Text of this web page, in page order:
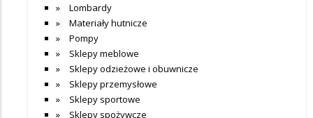
Lombardy
Materiały hutnicze
Pompy
Sklepy meblowe
Sklepy odzieżowe i obuwnicze
Sklepy przemysłowe
Sklepy sportowe
Sklepy spożywcze